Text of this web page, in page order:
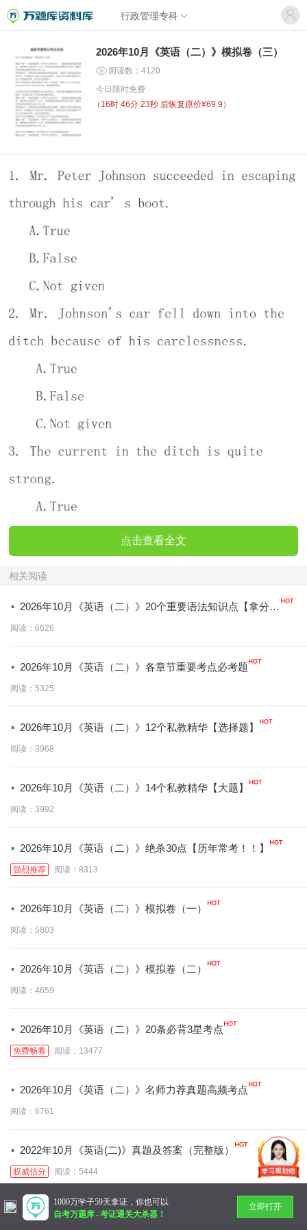
行政管理专科
2026年10月《英语（二）》模拟卷（三）
阅读数：4120
今日限时免费
（ 16时 46分 23秒 后恢复原价¥69.9）
点击查看全文
相关阅读
· 2026年10月《英语（二）》20个重要语法知识点【拿分必
学】
阅读：6626
· 2026年10月《英语（二）》各章节重要考点必考题
阅读：5325
· 2026年10月《英语（二）》12个私教精华【选择题】
阅读：3968
· 2026年10月《英语（二）》14个私教精华【大题】
阅读：3992
· 2026年10月《英语（二）》绝杀30点【历年常考！！】
强烈推荐 阅读：8313
· 2026年10月《英语（二）》模拟卷（一）
阅读：5803
· 2026年10月《英语（二）》模拟卷（二）
阅读：4659
· 2026年10月《英语（二）》20条必背3星考点
免费畅看 阅读：13477
· 2026年10月《英语（二）》名师力荐真题高频考点
阅读：6761
· 2022年10月《英语(二)》真题及答案（完整版）
权威估分 阅读：5444
暂无更多
1000万学子59天拿证，你也可以
自考万题库-考证通关大杀器！
立即打开